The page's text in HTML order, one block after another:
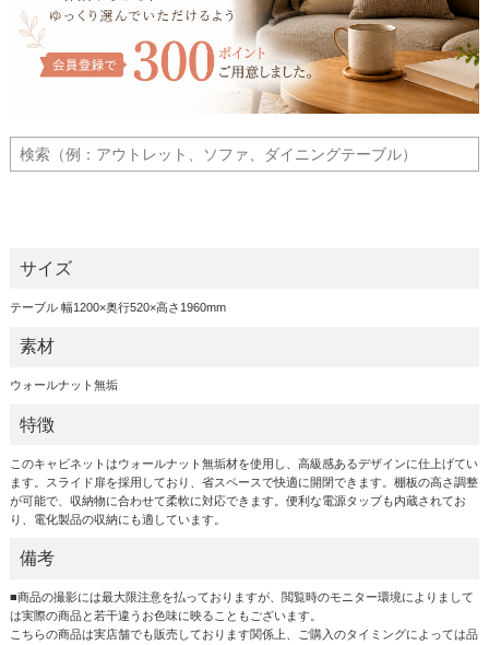
サイズ
テーブル 幅1200×奥行520×高さ1960mm
素材
ウォールナット無垢
特徴
このキャビネットはウォールナット無垢材を使用し、高級感あるデザインに仕上げてい
ます。スライド扉を採用しており、省スペースで快適に開閉できます。棚板の高さ調整
が可能で、収納物に合わせて柔軟に対応できます。便利な電源タップも内蔵されてお
り、電化製品の収納にも適しています。
備考
■商品の撮影には最大限注意を払っておりますが、閲覧時のモニター環境によりまして
は実際の商品と若干違うお色味に映ることもございます。
こちらの商品は実店舗でも販売しております関係上、ご購入のタイミングによっては品